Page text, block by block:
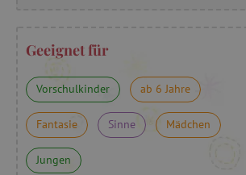
Geeignet für
Vorschulkinder ab 6 Jahre
Fantasie Sinne Mädchen
Jungen